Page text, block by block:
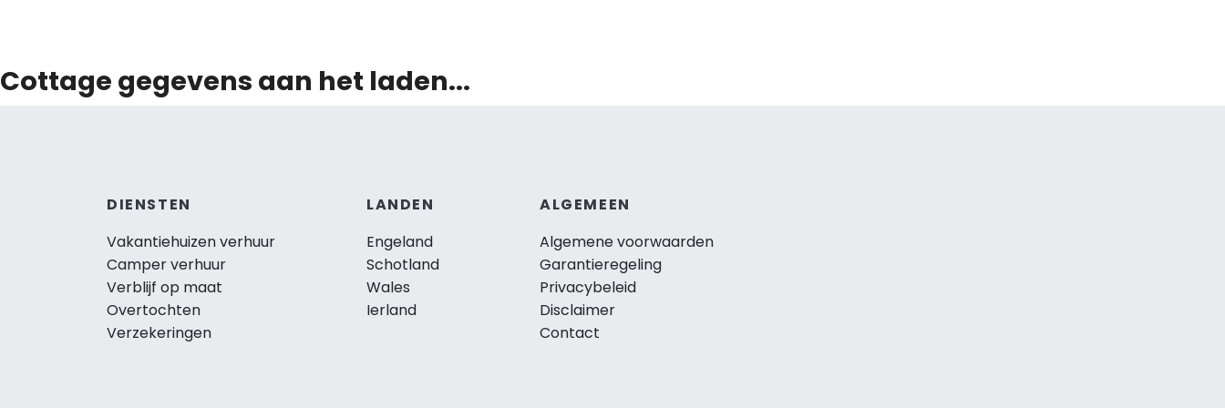
Cottage gegevens aan het laden...
DIENSTEN
Vakantiehuizen verhuur
Camper verhuur
Verblijf op maat
Overtochten
Verzekeringen
LANDEN
Engeland
Schotland
Wales
Ierland
ALGEMEEN
Algemene voorwaarden
Garantieregeling
Privacybeleid
Disclaimer
Contact